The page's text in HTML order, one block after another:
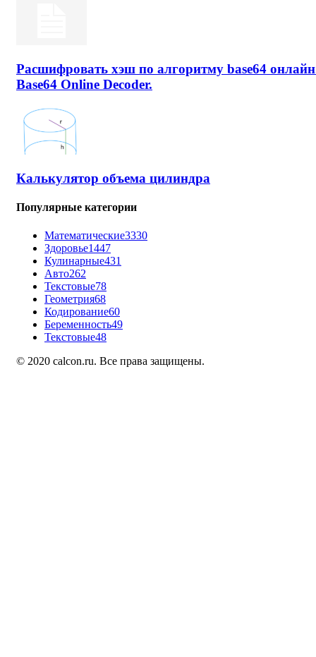
Расшифровать хэш по алгоритму base64
Base64 Online Decoder.
Калькулятор объема цилиндра
Популярные категории
Математические3330
Здоровье1447
Кулинарные431
Авто262
Текстовые78
Геометрия68
Кодирование60
Беременность49
Текстовые48
© 2020 calcon.ru. Все права защищены.